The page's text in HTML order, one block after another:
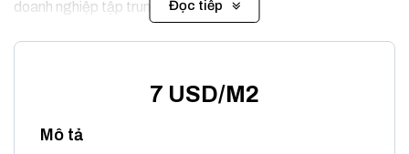
doanh nghiệp tập trung phát triển.
Đọc tiếp
7 USD/M2
Mô tả